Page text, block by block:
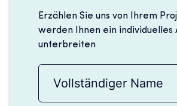
Erzählen Sie uns von Ihrem
werden Ihnen ein individuelles
unterbreiten